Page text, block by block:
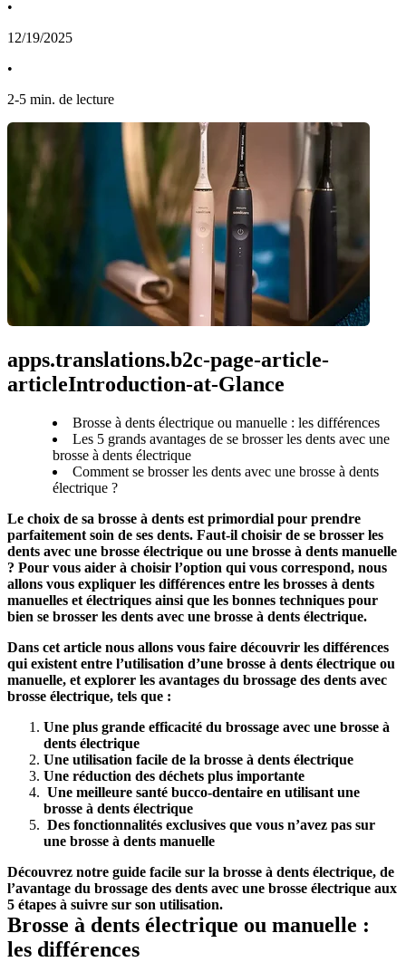
•
12/19/2025
•
2-5 min. de lecture
apps.translations.b2c-page-article-
articleIntroduction-at-Glance
Brosse à dents électrique ou manuelle : les différences
Les 5 grands avantages de se brosser les dents avec une
brosse à dents électrique
Comment se brosser les dents avec une brosse à dents
électrique ?
Le choix de sa brosse à dents est primordial pour prendre
parfaitement soin de ses dents. Faut-il choisir de se brosser les
dents avec une brosse électrique ou une brosse à dents manuelle
? Pour vous aider à choisir l’option qui vous correspond, nous
allons vous expliquer les différences entre les brosses à dents
manuelles et électriques ainsi que les bonnes techniques pour
bien se brosser les dents avec une brosse à dents électrique.
Dans cet article nous allons vous faire découvrir les différences
qui existent entre l’utilisation d’une brosse à dents électrique ou
manuelle, et explorer les avantages du brossage des dents avec
brosse électrique, tels que :
Une plus grande efficacité du brossage avec une brosse à
dents électrique
Une utilisation facile de la brosse à dents électrique
Une réduction des déchets plus importante
brosse à dents électrique
une brosse à dents manuelle
Découvrez notre guide facile sur la brosse à dents électrique, de
l’avantage du brossage des dents avec une brosse électrique aux
5 étapes à suivre sur son utilisation.
Brosse à dents électrique ou manuelle :
les différences